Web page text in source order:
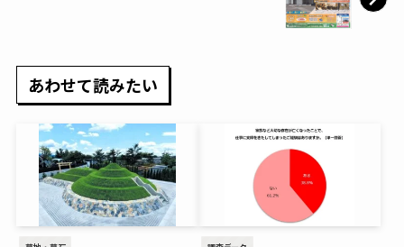
あわせて読みたい